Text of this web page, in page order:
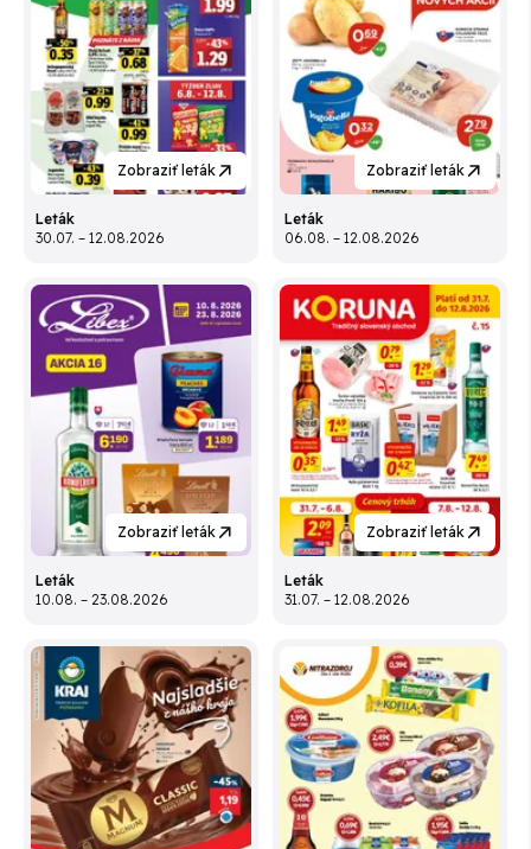
Zobraziť leták
Leták
30.07. – 12.08.2026
Zobraziť leták
Leták
06.08. – 12.08.2026
Zobraziť leták
Leták
10.08. – 23.08.2026
Zobraziť leták
Leták
31.07. – 12.08.2026